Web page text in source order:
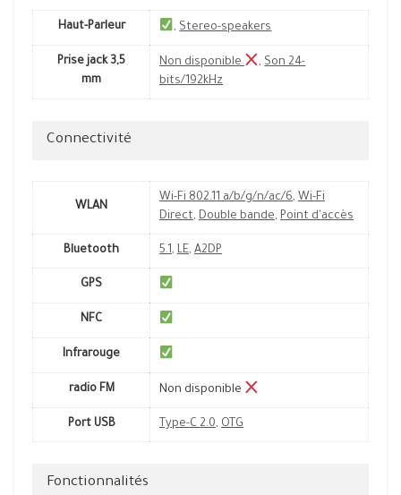
Haut-Parleur ,Stereo-speakers
Prise jack 3,5
mm
Non disponible ,Son 24-
bits/192kHz
Connectivité
WLAN
Wi-Fi 802.11 a/b/g/n/ac/6, Wi-Fi
Direct, Double bande, Point d'accès
Bluetooth 5.1, LE, A2DP
GPS
NFC
Infrarouge
radio FM Non disponible
Port USB Type-C 2.0, OTG
Fonctionnalités